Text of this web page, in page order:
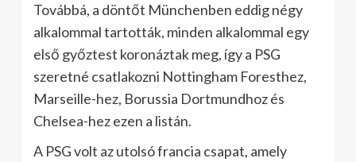
Továbbá, a döntőt Münchenben eddig négy
alkalommal tartották, minden alkalommal egy
első győztest koronáztak meg, így a PSG
szeretné csatlakozni Nottingham Foresthez,
Marseille-hez, Borussia Dortmundhoz és
Chelsea-hez ezen a listán.
A PSG volt az utolsó francia csapat, amely